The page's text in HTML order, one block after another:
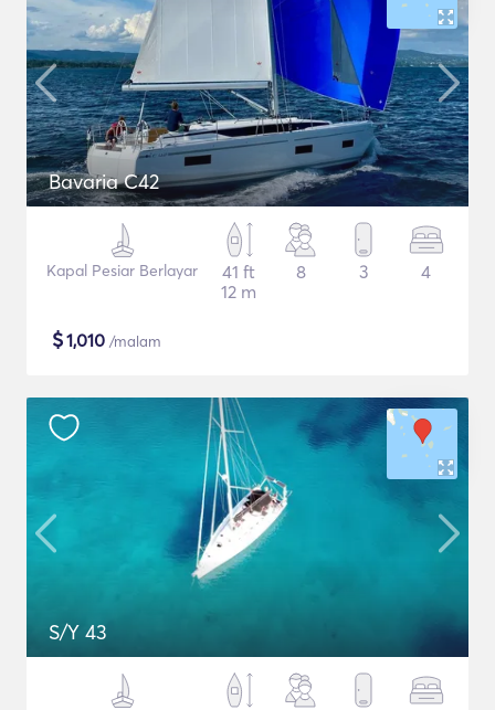
Bavaria C42
Kapal Pesiar Berlayar
41 ft
12 m
8 3 4
$1,010 /malam
S/Y 43